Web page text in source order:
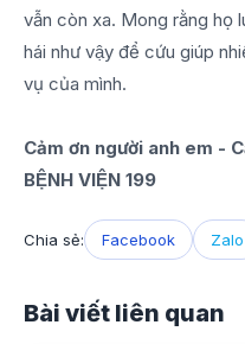
vẫn còn xa. Mong rằng họ
hái như vậy để cứu giúp
vụ của mình.
Cảm ơn người anh em -
BỆNH VIỆN 199
Chia sẻ: Facebook Zalo
Bài viết liên quan